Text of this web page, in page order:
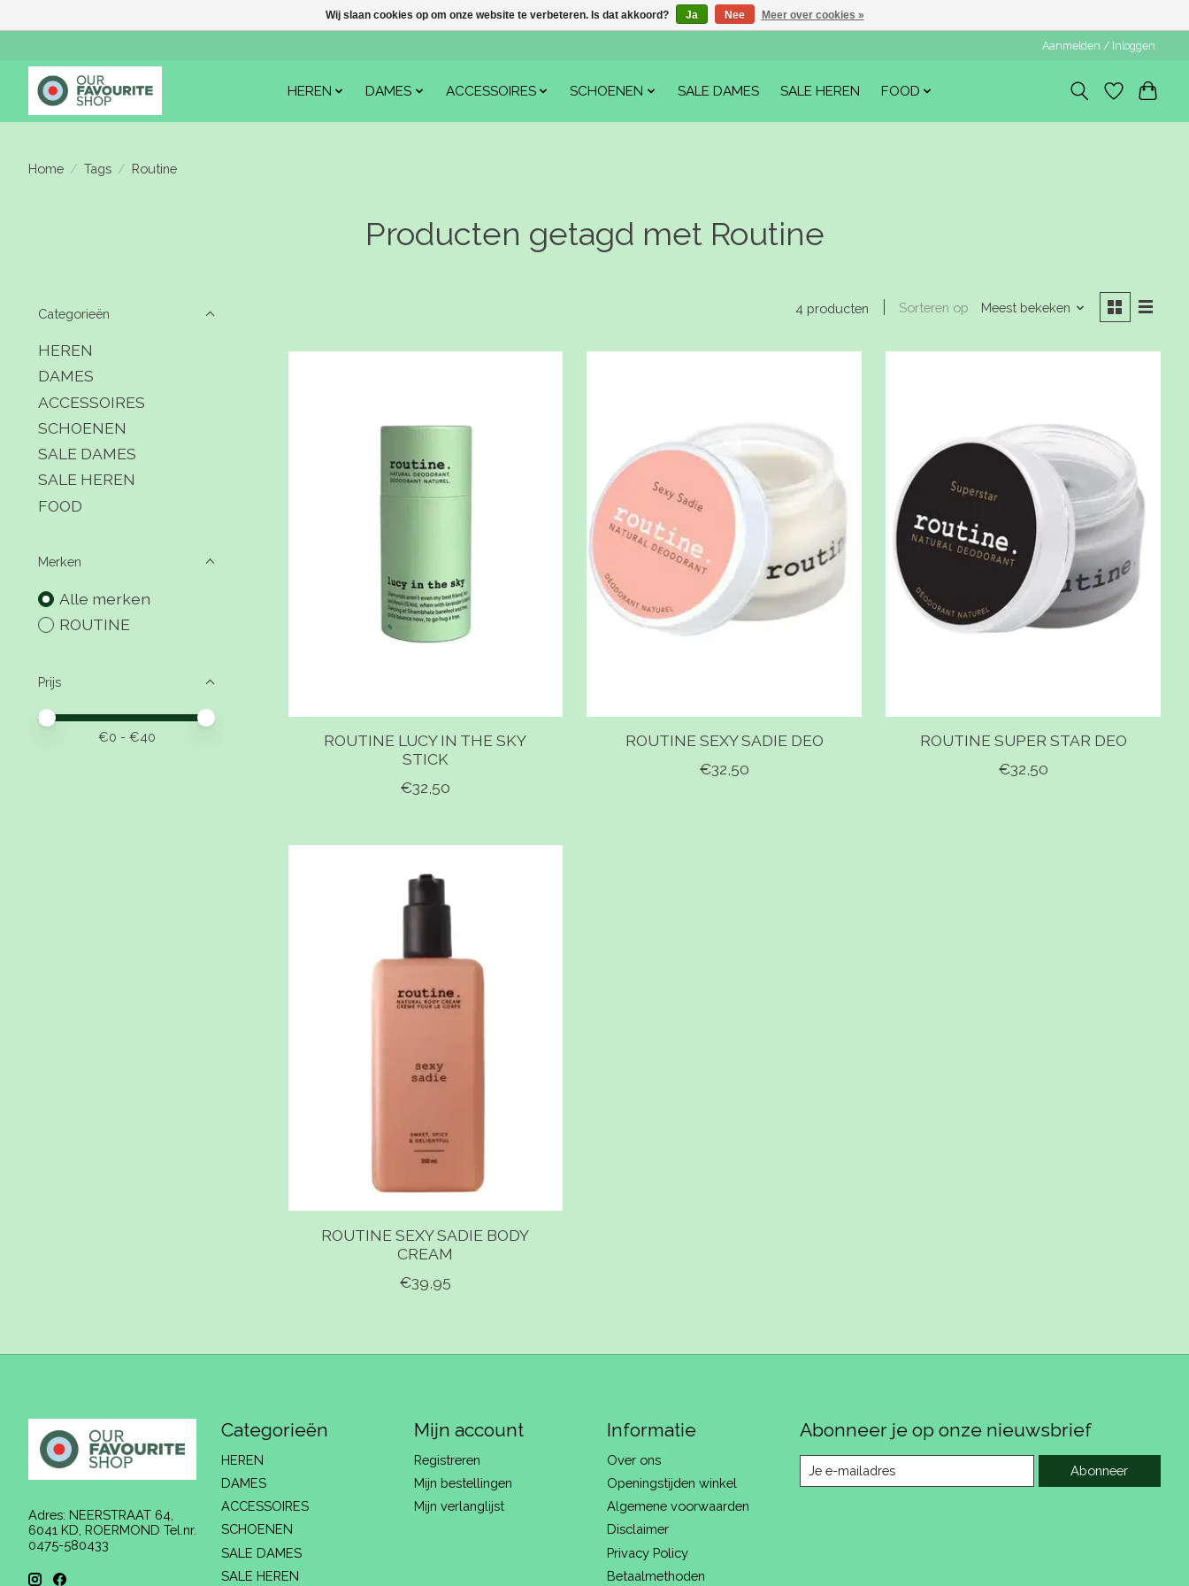
Aanmelden / Inloggen
HEREN DAMES ACCESSOIRES SCHOENEN SALE DAMES SALE HEREN FOOD
Home / Tags / Routine
Producten getagd met Routine
Categorieën
HEREN
DAMES
ACCESSOIRES
SCHOENEN
SALE DAMES
SALE HEREN
FOOD
Merken
Alle merken
ROUTINE
Prijs
Minimale prijswaarde
Price maximum value
€0 - €40
4 producten Sorteren op Meest bekeken
ROUTINE LUCY IN THE SKY
STICK
€32,50
ROUTINE SEXY SADIE DEO
€32,50
ROUTINE SUPER STAR DEO
€32,50
ROUTINE SEXY SADIE BODY
CREAM
€39,95
Adres: NEERSTRAAT 64,
6041 KD, ROERMOND Tel.nr.
0475-580433
Categorieën
HEREN
DAMES
ACCESSOIRES
SCHOENEN
SALE DAMES
SALE HEREN
Mijn account
Registreren
Mijn bestellingen
Mijn verlanglijst
Informatie
Over ons
Openingstijden winkel
Algemene voorwaarden
Disclaimer
Privacy Policy
Betaalmethoden
Abonneer je op onze nieuwsbrief
Abonneer
Wij slaan cookies op om onze website te verbeteren. Is dat akkoord? Ja Nee Meer over cookies »